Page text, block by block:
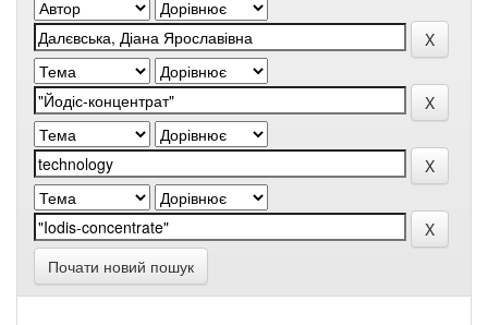
Почати новий пошук